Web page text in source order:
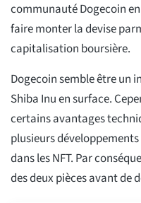
communauté Dogecoin
faire monter la devise
capitalisation boursière.
Dogecoin semble être un
Shiba Inu en surface.
certains avantages
plusieurs
dans les NFT. Par
des deux pièces avant de